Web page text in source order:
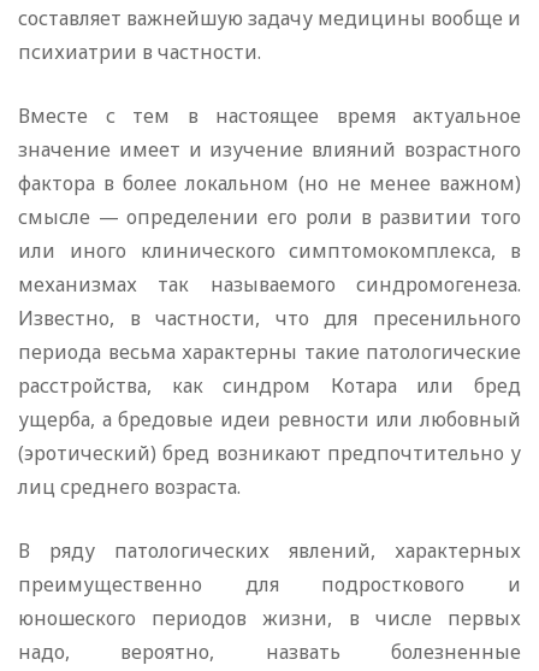
составляет важнейшую задачу медицины вообще и
психиатрии в частности.
Вместе с тем в настоящее время актуальное
значение имеет и изучение влияний возрастного
фактора в более локальном (но не менее важном)
смысле — определении его роли в развитии того
или иного клинического симптомокомплекса, в
механизмах так называемого синдромогенеза.
Известно, в частности, что для пресенильного
периода весьма характерны такие патологические
расстройства, как синдром Котара или бред
ущерба, а бредовые идеи ревности или любовный
(эротический) бред возникают предпочтительно у
лиц среднего возраста.
В ряду патологических явлений, характерных
преимущественно для подросткового и
юношеского периодов жизни, в числе первых
надо, вероятно, назвать болезненные